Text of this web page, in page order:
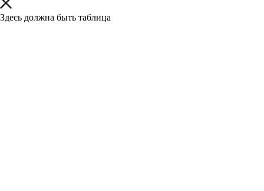
Здесь должна быть таблица